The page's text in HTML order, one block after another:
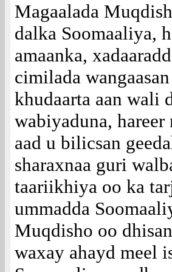
Magaalada
dalka Soomaaliya,
amaanka,
cimilada
khudaarta aan wali
wabiyaduna,
aad u bilicsan
sharaxnaa guri
taariikhiya oo ka
ummadda
Muqdisho oo
waxay ahayd meel